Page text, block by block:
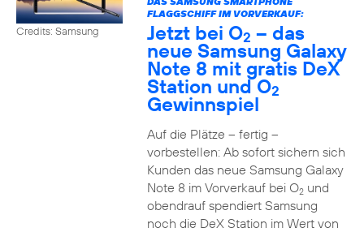
Credits: Samsung
FLAGGSCHIFF IM VORVERKAUF:
Jetzt bei O2 – das
neue Samsung Galaxy
Note 8 mit gratis DeX
Station und O2
Gewinnspiel
Auf die Plätze – fertig –
vorbestellen: Ab sofort sichern sich
Kunden das neue Samsung Galaxy
Note 8 im Vorverkauf bei O2und
obendrauf spendiert Samsung
noch die DeX Station im Wert von